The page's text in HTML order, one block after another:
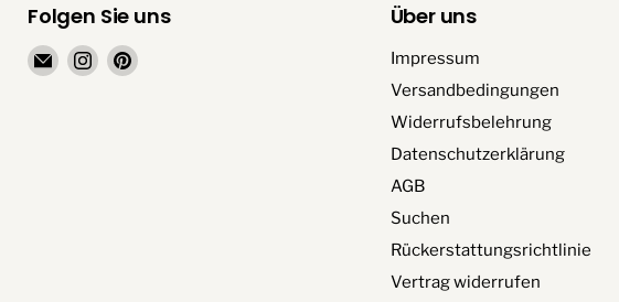
Folgen Sie uns
EmailFindenFinden
Über uns
Impressum
Versandbedingungen
Widerrufsbelehrung
Datenschutzerklärung
AGB
Suchen
Rückerstattungsrichtlinie
Vertrag widerrufen